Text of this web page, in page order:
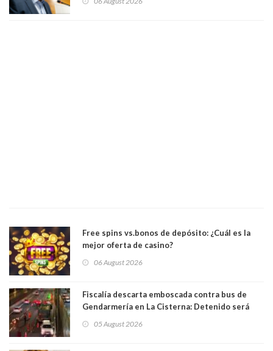
Académicos U. Católica Silva Henríquez
Free spins vs.bonos de depósito: ¿Cuál es la
mejor oferta de casino?
06 August 2026
Fiscalía descarta emboscada contra bus de
Gendarmería en La Cisterna: Detenido será
05 August 2026